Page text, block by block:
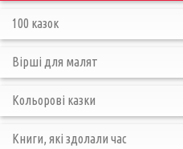
100 казок
Вірші для малят
Кольорові казки
Книги, які здолали час